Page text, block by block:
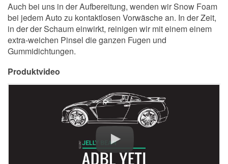
Auch bei uns in der Aufbereitung, wenden wir Snow Foam
bei jedem Auto zu kontaktlosen Vorwäsche an. In der Zeit,
in der der Schaum einwirkt, reinigen wir mit einem einem
extra-weichen Pinsel die ganzen Fugen und
Gummidichtungen.
Produktvideo